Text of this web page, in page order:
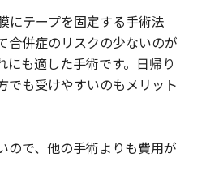
にテープを固定する手術法
合併症のリスクの少ないのが
にも適した手術です。日帰り
でも受けやすいのもメリット
ので、他の手術よりも費用が